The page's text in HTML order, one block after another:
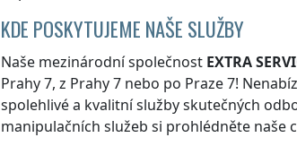
KDE POSKYTUJEME NAŠE SLUŽBY
Naše mezinárodní společnost EXTRA
Prahy 7, z Prahy 7 nebo po Praze 7!
spolehlivé a kvalitní služby skutečných
manipulačních služeb si prohlédněte naše